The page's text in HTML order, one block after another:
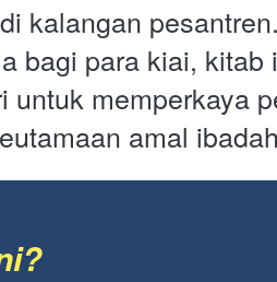
kalangan
bagi para kiai, kitab
untuk memperkaya
amal ibadah